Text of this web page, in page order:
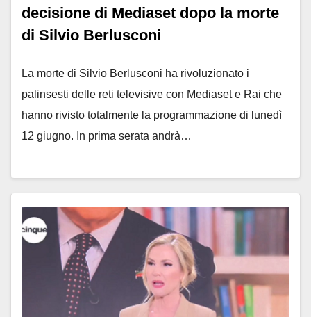
decisione di Mediaset dopo la morte
di Silvio Berlusconi
La morte di Silvio Berlusconi ha rivoluzionato i
palinsesti delle reti televisive con Mediaset e Rai che
hanno rivisto totalmente la programmazione di lunedì
12 giugno. In prima serata andrà…